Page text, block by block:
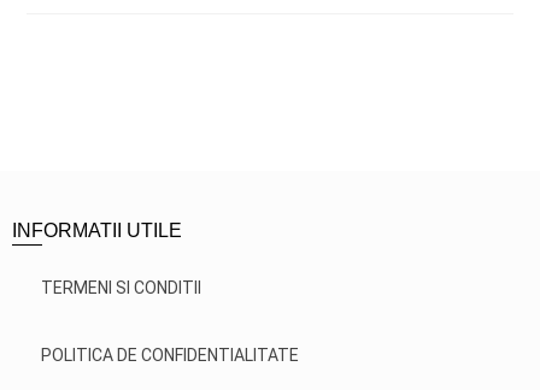
INFORMATII UTILE
TERMENI SI CONDITII
POLITICA DE CONFIDENTIALITATE